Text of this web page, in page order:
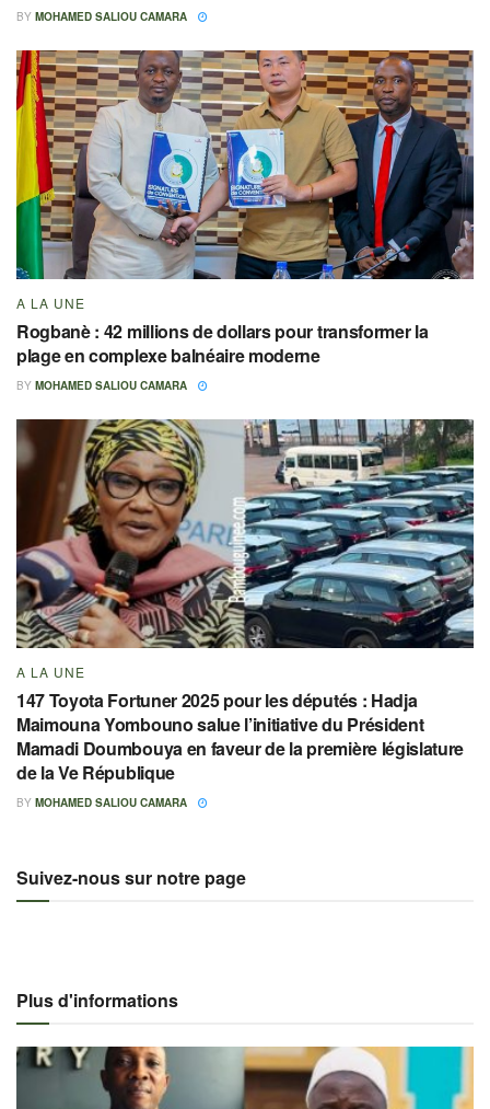
BY MOHAMED SALIOU CAMARA
A LA UNE
Rogbanè : 42 millions de dollars pour transformer la
plage en complexe balnéaire moderne
BY MOHAMED SALIOU CAMARA
A LA UNE
147 Toyota Fortuner 2025 pour les députés : Hadja
Maimouna Yombouno salue l’initiative du Président
Mamadi Doumbouya en faveur de la première législature
de la Ve République
BY MOHAMED SALIOU CAMARA
Suivez-nous sur notre page
Plus d'informations